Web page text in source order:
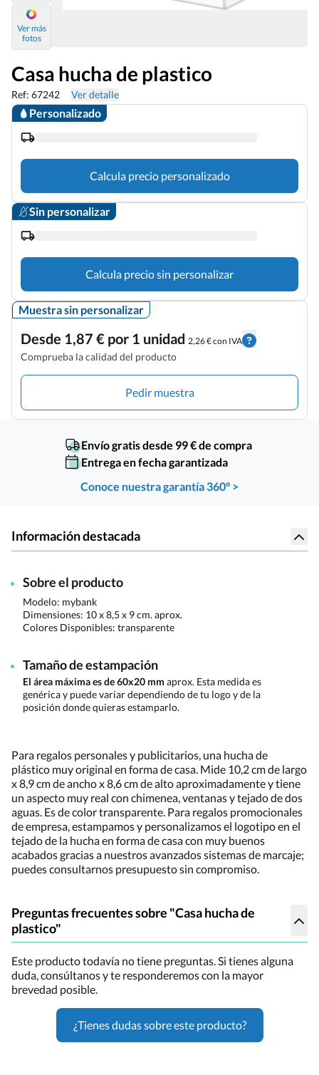
Ver más
fotos
Casa hucha de plastico
Ref: 67242 Ver detalle
Personalizado
Calcula precio personalizado
Sin personalizar
Calcula precio sin personalizar
Muestra sin personalizar
Desde 1,87 € por 1 unidad 2,26 € con IVA
Comprueba la calidad del producto
Pedir muestra
Envío gratis desde 99 € de compra
Entrega en fecha garantizada
Conoce nuestra garantía 360° >
Información destacada
Sobre el producto
Modelo: mybank
Dimensiones: 10 x 8,5 x 9 cm. aprox.
Colores Disponibles: transparente
Tamaño de estampación
El área máxima es de 60x20 mm aprox. Esta medida es
genérica y puede variar dependiendo de tu logo y de la
posición donde quieras estamparlo.
Para regalos personales y publicitarios, una hucha de
plástico muy original en forma de casa. Mide 10,2 cm de largo
x 8,9 cm de ancho x 8,6 cm de alto aproximadamente y tiene
un aspecto muy real con chimenea, ventanas y tejado de dos
aguas. Es de color transparente. Para regalos promocionales
de empresa, estampamos y personalizamos el logotipo en el
tejado de la hucha en forma de casa con muy buenos
acabados gracias a nuestros avanzados sistemas de marcaje;
puedes consultarnos presupuesto sin compromiso.
Preguntas frecuentes sobre "Casa hucha de
plastico"
Este producto todavía no tiene preguntas. Si tienes alguna
duda, consúltanos y te responderemos con la mayor
brevedad posible.
¿Tienes dudas sobre este producto?